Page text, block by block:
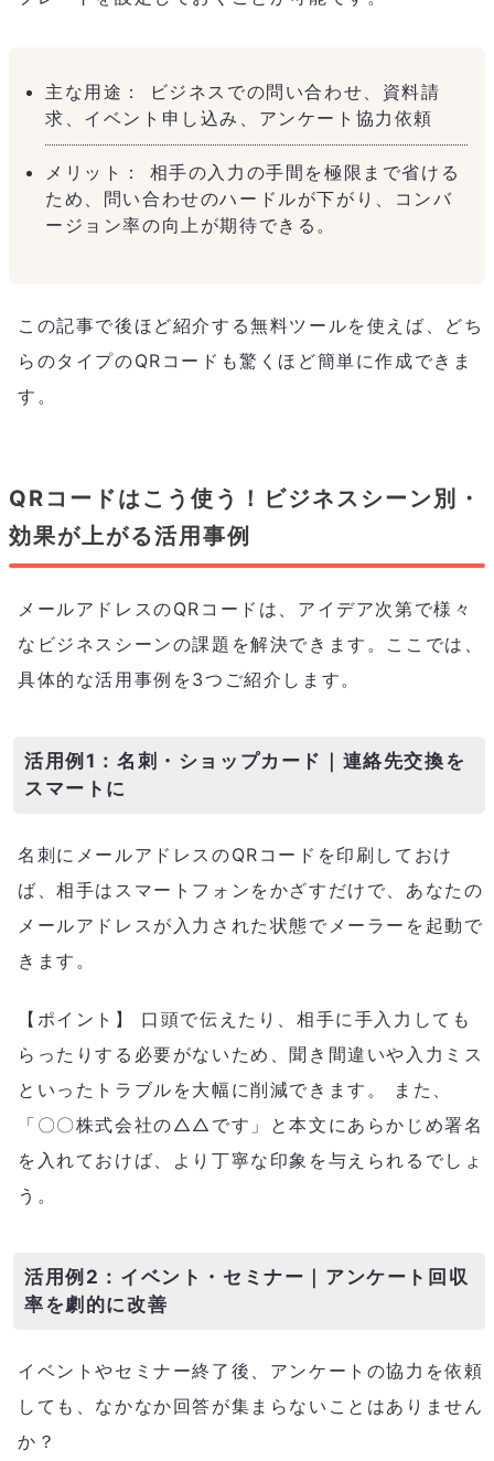
主な用途： ビジネスでの問い合わせ、資料請
求、イベント申し込み、アンケート協力依頼
メリット： 相手の入力の手間を極限まで省ける
ため、問い合わせのハードルが下がり、コンバ
ージョン率の向上が期待できる。
この記事で後ほど紹介する無料ツールを使えば、どち
らのタイプのQRコードも驚くほど簡単に作成できま
す。
QRコードはこう使う！ビジネスシーン別・
効果が上がる活用事例
メールアドレスのQRコードは、アイデア次第で様々
なビジネスシーンの課題を解決できます。ここでは、
具体的な活用事例を3つご紹介します。
活用例1：名刺・ショップカード｜連絡先交換を
スマートに
名刺にメールアドレスのQRコードを印刷しておけ
ば、相手はスマートフォンをかざすだけで、あなたの
メールアドレスが入力された状態でメーラーを起動で
きます。
【ポイント】 口頭で伝えたり、相手に手入力しても
らったりする必要がないため、聞き間違いや入力ミス
といったトラブルを大幅に削減できます。 また、
「〇〇株式会社の△△です」と本文にあらかじめ署名
を入れておけば、より丁寧な印象を与えられるでしょ
う。
活用例2：イベント・セミナー｜アンケート回収
率を劇的に改善
イベントやセミナー終了後、アンケートの協力を依頼
しても、なかなか回答が集まらないことはありません
か？